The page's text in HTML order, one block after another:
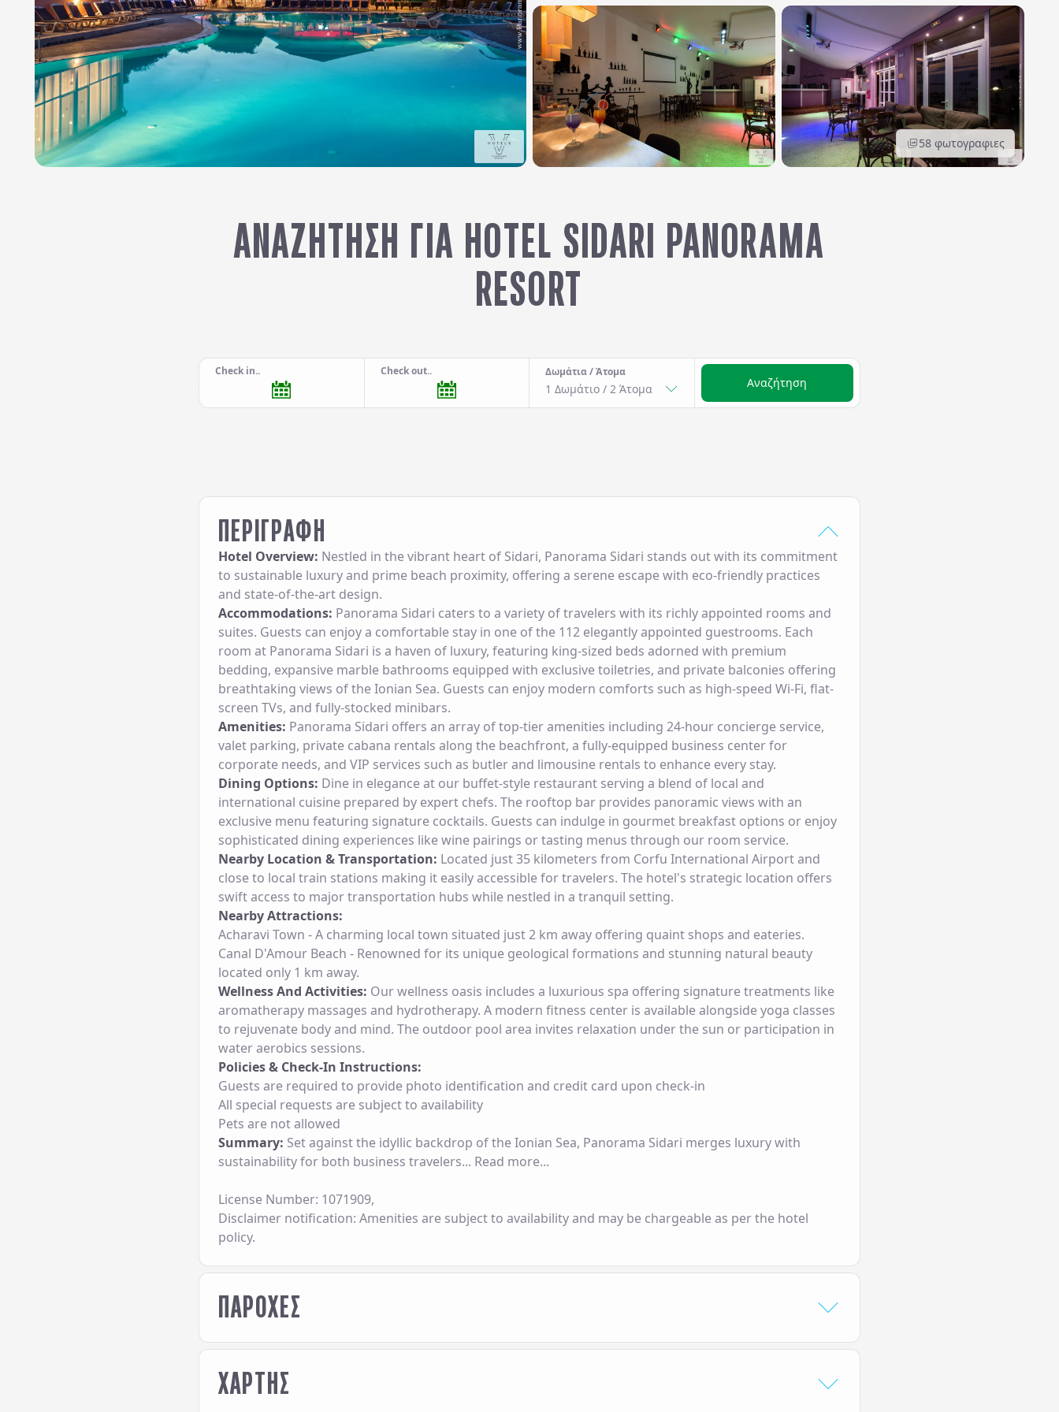
58 φωτογραφιες
ΑΝΑΖΉΤΗΣΗ ΓΙΑ HOTEL SIDARI PANORAMA
RESORT
Check in.. Check out.. Δωμάτια / Άτομα
1 Δωμάτιο / 2 Άτομα Αναζήτηση
ΠΕΡΙΓΡΑΦΗ
Hotel Overview: Nestled in the vibrant heart of Sidari, Panorama Sidari stands out with its commitment
to sustainable luxury and prime beach proximity, offering a serene escape with eco-friendly practices
and state-of-the-art design.
Accommodations: Panorama Sidari caters to a variety of travelers with its richly appointed rooms and
suites. Guests can enjoy a comfortable stay in one of the 112 elegantly appointed guestrooms. Each
room at Panorama Sidari is a haven of luxury, featuring king-sized beds adorned with premium
bedding, expansive marble bathrooms equipped with exclusive toiletries, and private balconies offering
breathtaking views of the Ionian Sea. Guests can enjoy modern comforts such as high-speed Wi-Fi, flat-
screen TVs, and fully-stocked minibars.
Amenities: Panorama Sidari offers an array of top-tier amenities including 24-hour concierge service,
valet parking, private cabana rentals along the beachfront, a fully-equipped business center for
corporate needs, and VIP services such as butler and limousine rentals to enhance every stay.
Dining Options: Dine in elegance at our buffet-style restaurant serving a blend of local and
international cuisine prepared by expert chefs. The rooftop bar provides panoramic views with an
exclusive menu featuring signature cocktails. Guests can indulge in gourmet breakfast options or enjoy
sophisticated dining experiences like wine pairings or tasting menus through our room service.
Nearby Location & Transportation: Located just 35 kilometers from Corfu International Airport and
close to local train stations making it easily accessible for travelers. The hotel's strategic location offers
swift access to major transportation hubs while nestled in a tranquil setting.
Nearby Attractions:
Acharavi Town - A charming local town situated just 2 km away offering quaint shops and eateries.
Canal D'Amour Beach - Renowned for its unique geological formations and stunning natural beauty
located only 1 km away.
Wellness And Activities: Our wellness oasis includes a luxurious spa offering signature treatments like
aromatherapy massages and hydrotherapy. A modern fitness center is available alongside yoga classes
to rejuvenate body and mind. The outdoor pool area invites relaxation under the sun or participation in
water aerobics sessions.
Policies & Check-In Instructions:
Guests are required to provide photo identification and credit card upon check-in
All special requests are subject to availability
Pets are not allowed
Summary: Set against the idyllic backdrop of the Ionian Sea, Panorama Sidari merges luxury with
sustainability for both business travelers... Read more...
License Number: 1071909,
Disclaimer notification: Amenities are subject to availability and may be chargeable as per the hotel
policy.
ΠΑΡΟΧΕΣ
HOTEL SERVICES
24-Hour Reception / Front Desk
ΧΑΡΤΗΣ